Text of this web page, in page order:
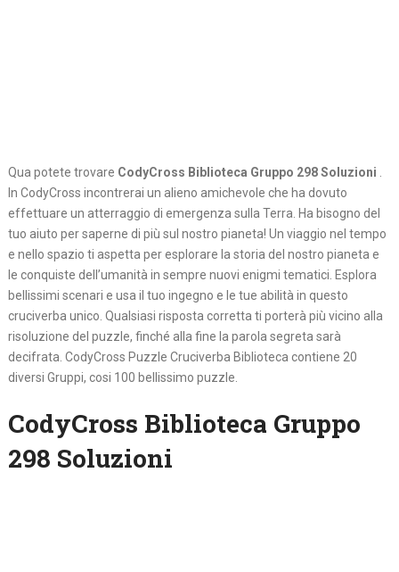
Qua potete trovare CodyCross Biblioteca Gruppo 298 Soluzioni .
In CodyCross incontrerai un alieno amichevole che ha dovuto
effettuare un atterraggio di emergenza sulla Terra. Ha bisogno del
tuo aiuto per saperne di più sul nostro pianeta! Un viaggio nel tempo
e nello spazio ti aspetta per esplorare la storia del nostro pianeta e
le conquiste dell’umanità in sempre nuovi enigmi tematici. Esplora
bellissimi scenari e usa il tuo ingegno e le tue abilità in questo
cruciverba unico. Qualsiasi risposta corretta ti porterà più vicino alla
risoluzione del puzzle, finché alla fine la parola segreta sarà
decifrata. CodyCross Puzzle Cruciverba Biblioteca contiene 20
diversi Gruppi, cosi 100 bellissimo puzzle.
CodyCross Biblioteca Gruppo
298 Soluzioni